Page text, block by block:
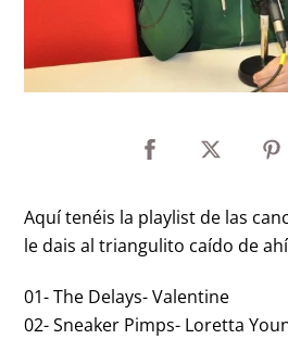
Aquí tenéis la playlist de las
le dais al triangulito caído de
01- The Delays- Valentine
02- Sneaker Pimps- Loretta